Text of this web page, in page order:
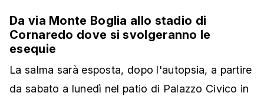
Da via Monte Boglia allo stadio di
Cornaredo dove si svolgeranno le
esequie
La salma sarà esposta, dopo l'autopsia, a partire
da sabato a lunedì nel patio di Palazzo Civico in